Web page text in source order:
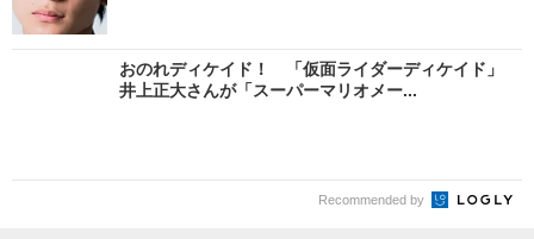
おのれディケイド！ 「仮面ライダーディケイド」
井上正大さんが「スーパーマリオメー...
Recommended by